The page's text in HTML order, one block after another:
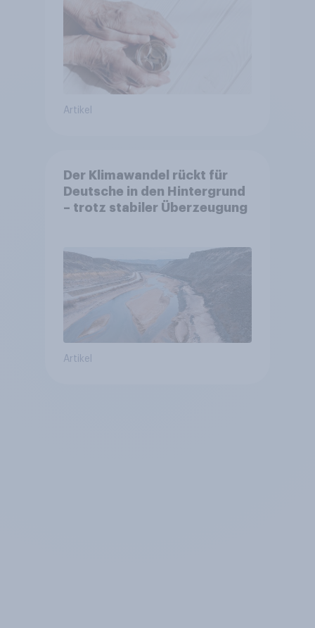
Akzeptanz
Artikel
Der Klimawandel rückt für
Deutsche in den Hintergrund
– trotz stabiler Überzeugung
Artikel